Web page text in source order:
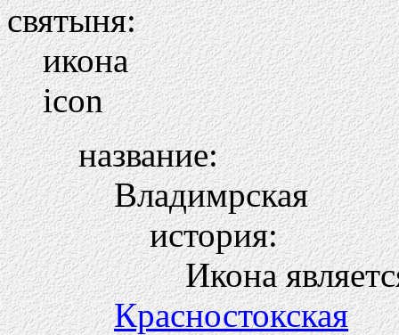
святыня:
икона
icon
название:
Владимрская
история:
Икона
Красностокская